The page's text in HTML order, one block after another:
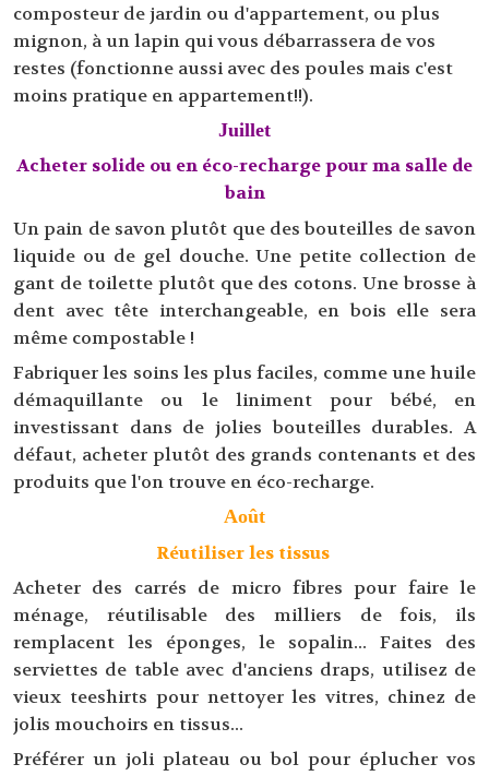
composteur de jardin ou d'appartement, ou plus
mignon, à un lapin qui vous débarrassera de vos
restes (fonctionne aussi avec des poules mais c'est
moins pratique en appartement!!).
Juillet
Acheter solide ou en éco-recharge pour ma salle de
bain
Un pain de savon plutôt que des bouteilles de savon
liquide ou de gel douche. Une petite collection de
gant de toilette plutôt que des cotons. Une brosse à
dent avec tête interchangeable, en bois elle sera
même compostable !
Fabriquer les soins les plus faciles, comme une huile
démaquillante ou le liniment pour bébé, en
investissant dans de jolies bouteilles durables. A
défaut, acheter plutôt des grands contenants et des
produits que l'on trouve en éco-recharge.
Août
Réutiliser les tissus
Acheter des carrés de micro fibres pour faire le
ménage, réutilisable des milliers de fois, ils
remplacent les éponges, le sopalin... Faites des
serviettes de table avec d'anciens draps, utilisez de
vieux teeshirts pour nettoyer les vitres, chinez de
jolis mouchoirs en tissus...
Préférer un joli plateau ou bol pour éplucher vos